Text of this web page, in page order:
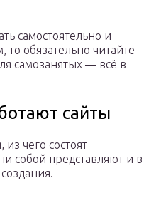
самостоятельно и
то обязательно читайте
самозанятых — всё в
сайты
чего состоят
собой представляют и в